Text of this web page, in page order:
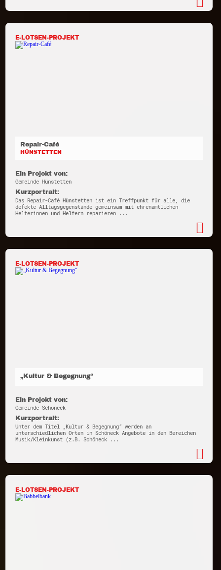
E-LOTSEN-PROJEKT
Repair-Café
HÜNSTETTEN
Ein Projekt von:
Gemeinde Hünstetten
Kurzportrait:
Das Repair-Café Hünstetten ist ein Treffpunkt für alle, die
defekte Alltagsgegenstände gemeinsam mit ehrenamtlichen
Helferinnen und Helfern reparieren ...
E-LOTSEN-PROJEKT
„Kultur & Begegnung“
Ein Projekt von:
Gemeinde Schöneck
Kurzportrait:
Unter dem Titel „Kultur & Begegnung“ werden an
unterschiedlichen Orten in Schöneck Angebote in den Bereichen
Musik/Kleinkunst (z.B. Schöneck ...
E-LOTSEN-PROJEKT